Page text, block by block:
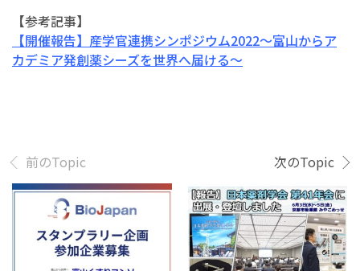
【参考記事】
【開催報告】産学官連携シンポジウム2022～富山からア
カデミア発創薬シーズを世界へ届ける～
前のTopic 次のTopic